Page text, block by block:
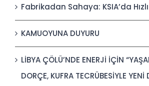
Fabrikadan Sahaya: KSIA’da
KAMUOYUNA DUYURU
LİBYA ÇÖLÜ’NDE ENERJİ İÇİN
DORÇE, KUFRA TECRÜBESİYLE YENİ